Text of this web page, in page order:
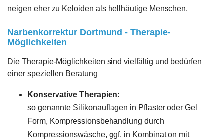
neigen eher zu Keloiden als hellhäutige Menschen.
Narbenkorrektur Dortmund - Therapie-
Möglichkeiten
Die Therapie-Möglichkeiten sind vielfältig und bedürfen
einer speziellen Beratung
Konservative Therapien:
so genannte Silikonauflagen in Pflaster oder Gel
Form, Kompressionsbehandlung durch
Kompressionswäsche, ggf. in Kombination mit